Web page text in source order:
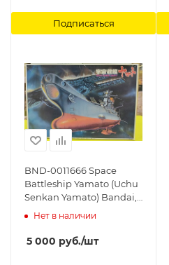
Подписаться
BND-0011666 Space
Battleship Yamato (Uchu
Senkan Yamato) Bandai,
1/1000
Нет в наличии
5 000 руб./шт